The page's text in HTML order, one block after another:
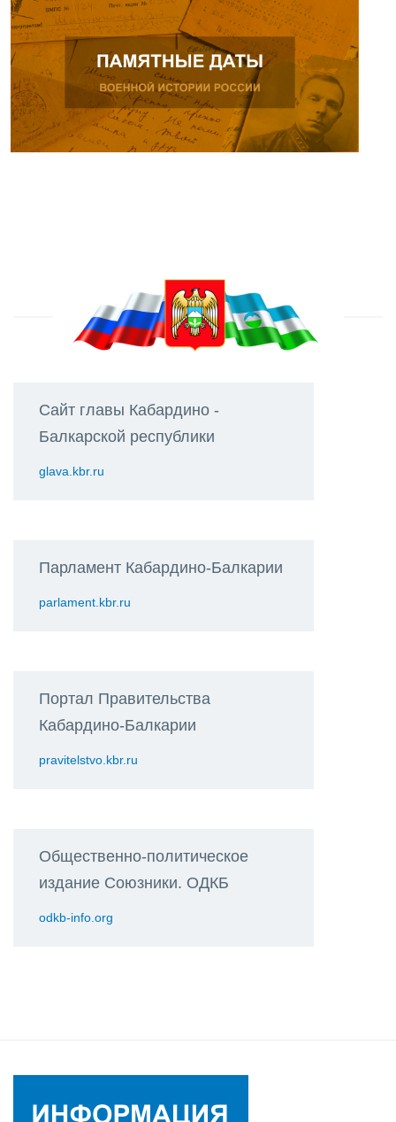
Сайт главы Кабардино -
Балкарской республики
glava.kbr.ru
Парламент Кабардино-Балкарии
parlament.kbr.ru
Портал Правительства
Кабардино-Балкарии
pravitelstvo.kbr.ru
Общественно-политическое
издание Союзники. ОДКБ
odkb-info.org